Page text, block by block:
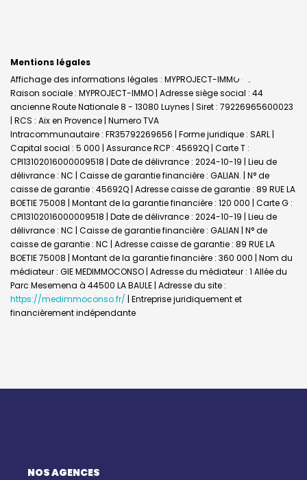
Mentions légales
Affichage des informations légales : MYPROJECT-IMMO - Luynes |
Raison sociale : MYPROJECT-IMMO | Adresse siège social : 44
ancienne Route Nationale 8 - 13080 Luynes | Siret : 79226965600023
| RCS : Aix en Provence | Numero TVA
Intracommunautaire : FR35792269656 | Forme juridique : SARL |
Capital social : 5 000 | Assurance RCP : 45692Q | Carte T :
CPI13102016000009518 | Date de délivrance : 2024-10-19 | Lieu de
délivrance : NC | Caisse de garantie financière : GALIAN. | N° de
caisse de garantie : 45692Q | Adresse caisse de garantie : 89 RUE LA
BOETIE 75008 | Montant de la garantie financière : 120 000 | Carte G :
CPI13102016000009518 | Date de délivrance : 2024-10-19 | Lieu de
délivrance : NC | Caisse de garantie financière : GALIAN | N° de
caisse de garantie : NC | Adresse caisse de garantie : 89 RUE LA
BOETIE 75008 | Montant de la garantie financière : 360 000 | Nom du
médiateur : GIE MEDIMMOCONSO | Adresse du médiateur : 1 Allée du
Parc Mesemena à 44500 LA BAULE | Adresse du site :
https://medimmoconso.fr/ | Entreprise juridiquement et
financièrement indépendante
NOS AGENCES